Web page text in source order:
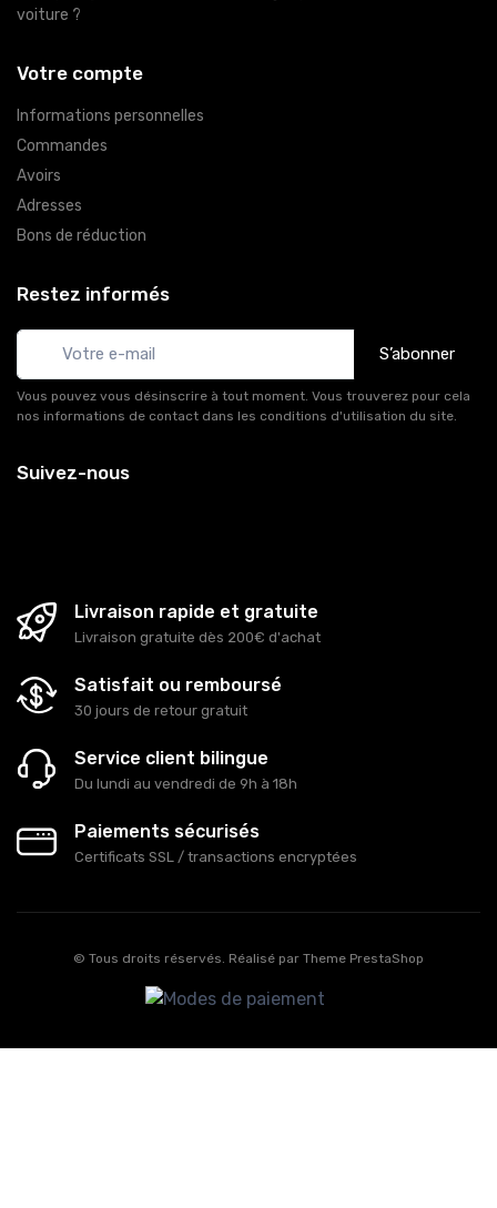
voiture ?
Votre compte
Informations personnelles
Commandes
Avoirs
Adresses
Bons de réduction
Restez informés
S’abonner
Vous pouvez vous désinscrire à tout moment. Vous trouverez pour cela
nos informations de contact dans les conditions d'utilisation du site.
Suivez-nous
Livraison rapide et gratuite
Livraison gratuite dès 200€ d'achat
Satisfait ou remboursé
30 jours de retour gratuit
Service client bilingue
Du lundi au vendredi de 9h à 18h
Paiements sécurisés
Certificats SSL / transactions encryptées
© Tous droits réservés. Réalisé par Theme PrestaShop